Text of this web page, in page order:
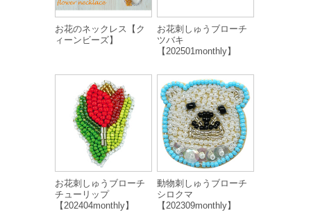
お花のネックレス【ク
ィーンビーズ】
お花刺しゅうブローチ
ツバキ
【202501monthly】
お花刺しゅうブローチ
チューリップ
【202404monthly】
動物刺しゅうブローチ
シロクマ
【202309monthly】